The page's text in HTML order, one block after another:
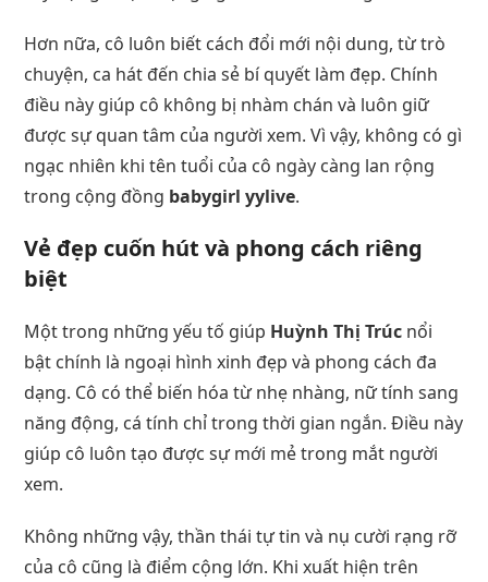
Hơn nữa, cô luôn biết cách đổi mới nội dung, từ trò
chuyện, ca hát đến chia sẻ bí quyết làm đẹp. Chính
điều này giúp cô không bị nhàm chán và luôn giữ
được sự quan tâm của người xem. Vì vậy, không có gì
ngạc nhiên khi tên tuổi của cô ngày càng lan rộng
trong cộng đồng babygirl yylive.
Vẻ đẹp cuốn hút và phong cách riêng
biệt
Một trong những yếu tố giúp Huỳnh Thị Trúc nổi
bật chính là ngoại hình xinh đẹp và phong cách đa
dạng. Cô có thể biến hóa từ nhẹ nhàng, nữ tính sang
năng động, cá tính chỉ trong thời gian ngắn. Điều này
giúp cô luôn tạo được sự mới mẻ trong mắt người
xem.
Không những vậy, thần thái tự tin và nụ cười rạng rỡ
của cô cũng là điểm cộng lớn. Khi xuất hiện trên